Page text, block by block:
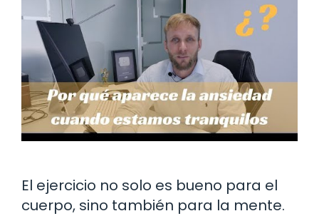
El ejercicio no solo es bueno para el
cuerpo, sino también para la mente.